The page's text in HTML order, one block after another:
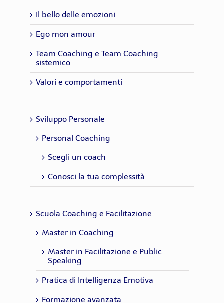
Il bello delle emozioni
Ego mon amour
Team Coaching e Team Coaching
sistemico
Valori e comportamenti
Sviluppo Personale
Personal Coaching
Scegli un coach
Conosci la tua complessità
Scuola Coaching e Facilitazione
Master in Coaching
Master in Facilitazione e Public
Speaking
Pratica di Intelligenza Emotiva
Formazione avanzata